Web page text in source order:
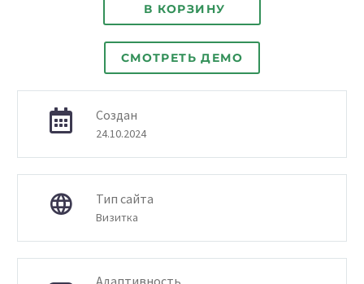
В КОРЗИНУ
СМОТРЕТЬ ДЕМО
Создан
24.10.2024
Тип сайта
Визитка
Адаптивность